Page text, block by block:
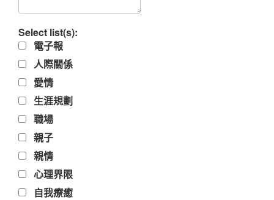
Select list(s):
電子報
人際關係
愛情
生涯規劃
職場
親子
親情
心理界限
自我療癒